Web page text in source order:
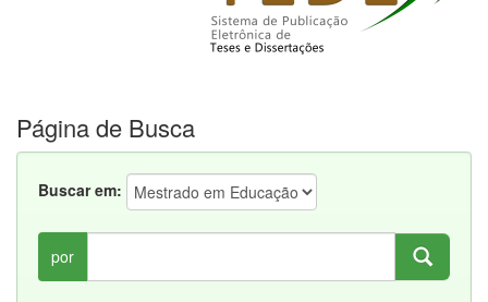
Página de Busca
Buscar em:
por